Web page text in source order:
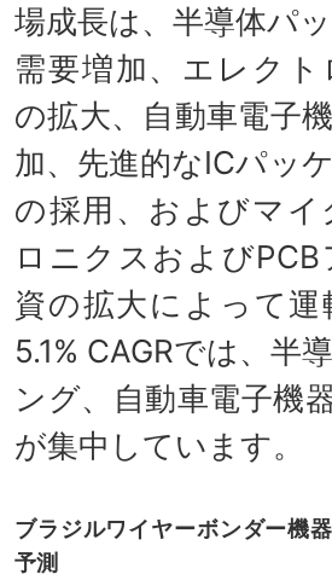
場成長は、半導体パ
需要増加、エレク
の拡大、自動車電子
加、先進的なICパッ
の採用、およびマイ
ロニクスおよび
資の拡大によって運
5.1% CAGRでは、半
ング、自動車電子機
が集中しています。
ブラジルワイヤーボンダー機
予測